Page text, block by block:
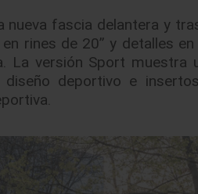
nueva fascia delantera y
rines de 20” y detalles
La versión Sport
diseño deportivo e